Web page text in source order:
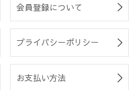
会員登録について
プライバシーポリシー
お支払い方法